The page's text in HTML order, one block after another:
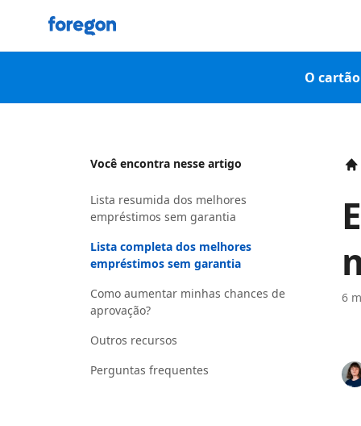
Foregon.com
O
Você encontra nesse artigo
Lista resumida dos melhores
empréstimos sem garantia
Lista completa dos melhores
empréstimos sem garantia
Como aumentar minhas chances de
aprovação?
Outros recursos
Perguntas frequentes
6